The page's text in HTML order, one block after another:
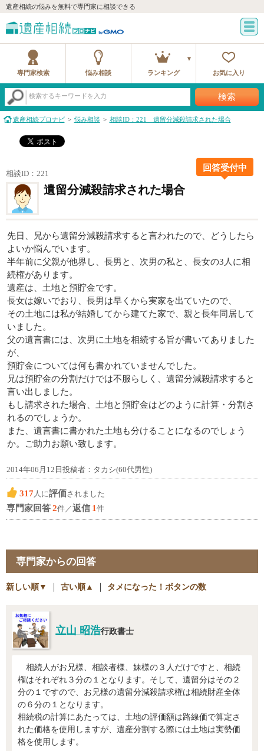
遺産相続の悩みを無料で専門家に相談できる
専門家検索 悩み相談 ランキング お気に入り
検索するキーワードを入力 検索
遺産相続プロナビ 悩み相談 相談ID：221 遺留分減殺請求された場合
相談ID：221
回答受付中
遺留分減殺請求された場合
先日、兄から遺留分減殺請求すると言われたので、どうしたら
よいか悩んでいます。
半年前に父親が他界し、長男と、次男の私と、長女の3人に相
続権があります。
遺産は、土地と預貯金です。
長女は嫁いでおり、長男は早くから実家を出ていたので、
その土地には私が結婚してから建てた家で、親と長年同居して
いました。
父の遺言書には、次男に土地を相続する旨が書いてありました
が、
預貯金については何も書かれていませんでした。
兄は預貯金の分割だけでは不服らしく、遺留分減殺請求すると
言い出しました。
もし請求された場合、土地と預貯金はどのように計算・分割さ
れるのでしょうか。
また、遺言書に書かれた土地も分けることになるのでしょう
か。ご助力お願い致します。
2014年06月12日投稿者：タカシ(60代男性)
317人に評価されました
専門家回答2件／返信 1件
専門家からの回答
新しい順▼ ｜ 古い順▲ ｜ タメになった！ボタンの数
立山 昭浩行政書士
相続人がお兄様、相談者様、妹様の３人だけですと、相続
権はそれぞれ３分の１となります。そして、遺留分はその２
分の１ですので、お兄様の遺留分減殺請求権は相続財産全体
の６分の１となります。
相続税の計算にあたっては、土地の評価額は路線価で算定さ
れた価格を使用しますが、遺産分割する際には土地は実勢価
格を使用します。